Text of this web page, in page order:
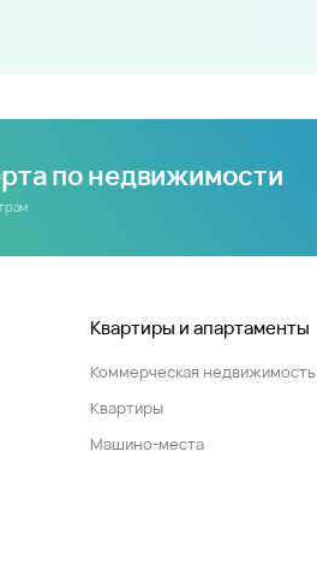
по недвижимости
Квартиры и апартаменты
Коммерческая недвижимость
Квартиры
Машино-места